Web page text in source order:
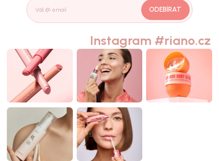
ODEBÍRAT
Instagram #riano.cz